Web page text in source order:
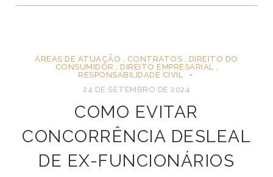
ÁREAS DE ATUAÇÃO CONTRATOS
DIREITO DO
CONSUMIDOR
DIREITO EMPRESARIAL
RESPONSABILIDADE CIVIL
24 DE SETEMBRO DE 2024
COMO EVITAR
CONCORRÊNCIA DESLEAL
DE EX-FUNCIONÁRIOS